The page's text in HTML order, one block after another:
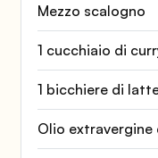
Mezzo scalogno
1 cucchiaio di
1 bicchiere di
Olio extravergine